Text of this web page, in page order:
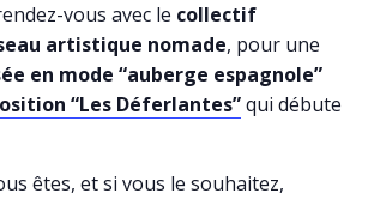
vous avec le collectif
artistique nomade, pour une
en mode “auberge espagnole”
“Les Déferlantes”qui débute
êtes, et si vous le souhaitez,